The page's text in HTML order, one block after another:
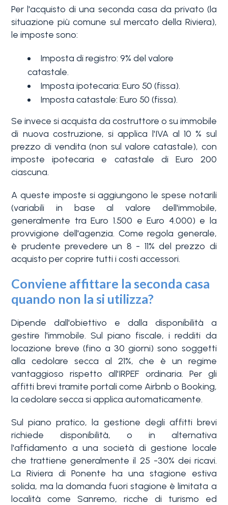
Per l'acquisto di una seconda casa da privato (la
situazione più comune sul mercato della Riviera),
le imposte sono:
Imposta di registro: 9% del valore
catastale.
Imposta ipotecaria: Euro 50 (fissa).
Imposta catastale: Euro 50 (fissa).
Se invece si acquista da costruttore o su immobile
di nuova costruzione, si applica l'IVA al 10 % sul
prezzo di vendita (non sul valore catastale), con
imposte ipotecaria e catastale di Euro 200
ciascuna.
A queste imposte si aggiungono le spese notarili
(variabili in base al valore dell'immobile,
generalmente tra Euro 1.500 e Euro 4.000) e la
provvigione dell'agenzia. Come regola generale,
è prudente prevedere un 8 - 11% del prezzo di
acquisto per coprire tutti i costi accessori.
Conviene affittare la seconda casa
quando non la si utilizza?
Dipende dall'obiettivo e dalla disponibilità a
gestire l'immobile. Sul piano fiscale, i redditi da
locazione breve (fino a 30 giorni) sono soggetti
alla cedolare secca al 21%, che è un regime
vantaggioso rispetto all'IRPEF ordinaria. Per gli
affitti brevi tramite portali come Airbnb o Booking,
la cedolare secca si applica automaticamente.
Sul piano pratico, la gestione degli affitti brevi
richiede disponibilità, o in alternativa
l'affidamento a una società di gestione locale
che trattiene generalmente il 25 -30% dei ricavi.
La Riviera di Ponente ha una stagione estiva
solida, ma la domanda fuori stagione è limitata a
località come Sanremo, ricche di turismo ed